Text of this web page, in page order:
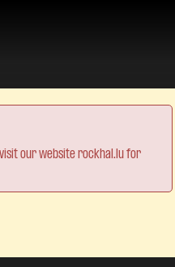
visit our website rockhal.lu for